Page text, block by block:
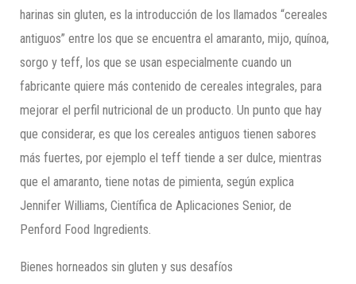
harinas sin gluten, es la introducción de los llamados “cereales
antiguos” entre los que se encuentra el amaranto, mijo, quínoa,
sorgo y teff, los que se usan especialmente cuando un
fabricante quiere más contenido de cereales integrales, para
mejorar el perfil nutricional de un producto. Un punto que hay
que considerar, es que los cereales antiguos tienen sabores
más fuertes, por ejemplo el teff tiende a ser dulce, mientras
que el amaranto, tiene notas de pimienta, según explica
Jennifer Williams, Científica de Aplicaciones Senior, de
Penford Food Ingredients.
Bienes horneados sin gluten y sus desafíos